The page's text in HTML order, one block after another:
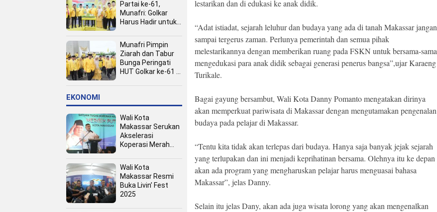
Partai ke-61,
Munafri: Golkar
Harus Hadir untuk
Munafri Pimpin
Ziarah dan Tabur
Bunga Peringati
HUT Golkar ke-61 di
EKONOMI
Wali Kota
Makassar Serukan
Akselerasi
Koperasi Merah
Program Presiden
Prabowo
Wali Kota
Makassar Resmi
Buka Livin’ Fest
2025
lestarikan dan di edukasi ke anak didik.
“Adat istiadat, sejarah leluhur dan budaya yang ada di tanah Makassar jangan
sampai tergerus zaman. Perlunya pemerintah dan semua pihak
melestarikannya dengan memberikan ruang pada FSKN untuk bersama-sama
mengedukasi para anak didik sebagai generasi penerus bangsa”,ujar Karaeng
Turikale.
Bagai gayung bersambut, Wali Kota Danny Pomanto mengatakan dirinya
akan memperkuat pariwisata di Makassar dengan mengutamakan pengenalan
budaya pada pelajar di Makassar.
“Tentu kita tidak akan terlepas dari budaya. Hanya saja banyak jejak sejarah
yang terlupakan dan ini menjadi keprihatinan bersama. Olehnya itu ke depan
akan ada program yang mengharuskan pelajar harus menguasai bahasa
Makassar”, jelas Danny.
Selain itu jelas Dany, akan ada juga wisata lorong yang akan mengenalkan